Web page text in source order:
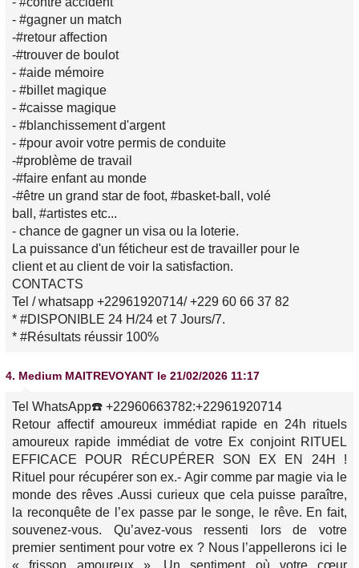
- #gagner un match
-#retour affection
-#trouver de boulot
- #aide mémoire
- #billet magique
- #caisse magique
- #blanchissement d'argent
- #pour avoir votre permis de conduite
-#problème de travail
-#faire enfant au monde
-#être un grand star de foot, #basket-ball, volé
ball, #artistes etc...
- chance de gagner un visa ou la loterie.
La puissance d'un féticheur est de travailler pour le
client et au client de voir la satisfaction.
CONTACTS
Tel / whatsapp +22961920714/ +229 60 66 37 82
* #DISPONIBLE 24 H/24 et 7 Jours/7.
* #Résultats réussir 100%
4. Medium MAITREVOYANT le 21/02/2026 11:17
Tel WhatsApp☎️ +22960663782:+22961920714
Retour affectif amoureux immédiat rapide en 24h rituels
amoureux rapide immédiat de votre Ex conjoint RITUEL
EFFICACE POUR RÉCUPÉRER SON EX EN 24H !
Rituel pour récupérer son ex.- Agir comme par magie via le
monde des rêves .Aussi curieux que cela puisse paraître,
la reconquête de l’ex passe par le songe, le rêve. En fait,
souvenez-vous. Qu’avez-vous ressenti lors de votre
premier sentiment pour votre ex ? Nous l’appellerons ici le
« frisson amoureux ». Un sentiment où votre cœur